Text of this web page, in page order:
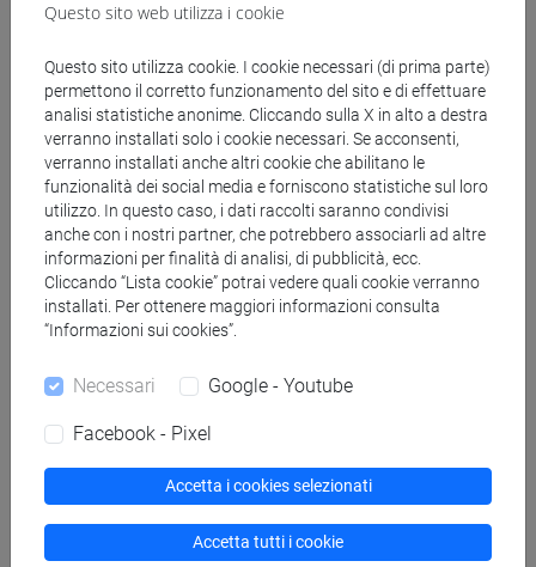
Materiali didattici
Materiali su Moodle
Corsi di studio e percorsi
[LM3] LINGUE E LETTERATURE EUROPEE,
AMERICANE E POSTCOLONIALI - Laurea
magistrale (DM270)
master europeén en etudes françaises et
LITTÉRATURE FRANÇAISE 1 MOD. 1
Questo sito web utilizza i cookie
Questo sito utilizza cookie. I cookie necessari (di prima parte)
permettono il corretto funzionamento del sito e di effettuare
analisi statistiche anonime. Cliccando sulla X in alto a destra
verranno installati solo i cookie necessari. Se acconsenti,
verranno installati anche altri cookie che abilitano le
funzionalità dei social media e forniscono statistiche sul loro
utilizzo. In questo caso, i dati raccolti saranno condivisi
anche con i nostri partner, che potrebbero associarli ad altre
informazioni per finalità di analisi, di pubblicità, ecc.
Cliccando “Lista cookie” potrai vedere quali cookie verranno
installati. Per ottenere maggiori informazioni consulta
“Informazioni sui cookies”.
Necessari Google - Youtube
Facebook - Pixel
Accetta i cookies selezionati
Accetta tutti i cookie